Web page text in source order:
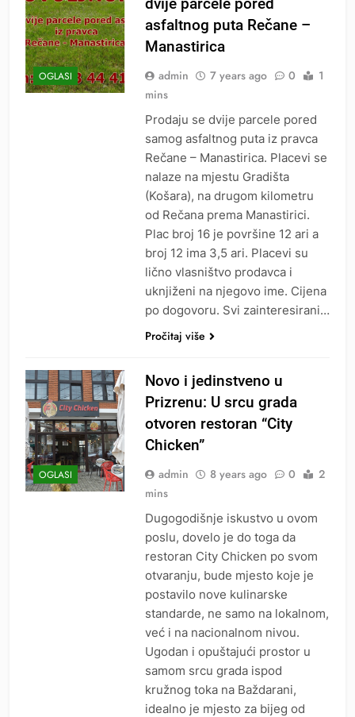
OGLASI
asfaltnog puta Rečane –
Manastirica
admin 7 years ago 0
1
mins
Prodaju se dvije parcele pored
samog asfaltnog puta iz pravca
Rečane – Manastirica. Placevi se
nalaze na mjestu Gradišta
(Košara), na drugom kilometru
od Rečana prema Manastirici.
Plac broj 16 je površine 12 ari a
broj 12 ima 3,5 ari. Placevi su
lično vlasništvo prodavca i
uknjiženi na njegovo ime. Cijena
po dogovoru. Svi zainteresirani…
Pročitaj više
OGLASI
Novo i jedinstveno u
Prizrenu: U srcu grada
otvoren restoran “City
Chicken”
admin 8 years ago 0
2
mins
Dugogodišnje iskustvo u ovom
poslu, dovelo je do toga da
restoran City Chicken po svom
otvaranju, bude mjesto koje je
postavilo nove kulinarske
standarde, ne samo na lokalnom,
već i na nacionalnom nivou.
Ugodan i opuštajući prostor u
samom srcu grada ispod
kružnog toka na Baždarani,
idealno je mjesto za bijeg od